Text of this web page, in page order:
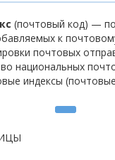
(почтовый код) —
к
почтовых
национальных
индексы